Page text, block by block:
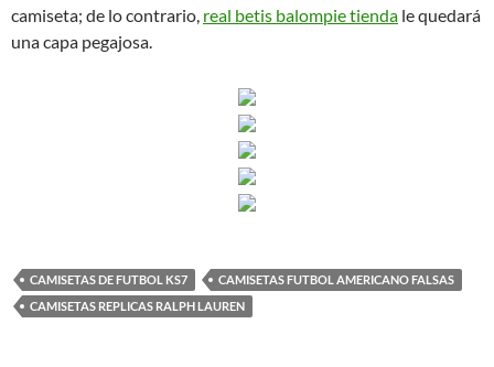
camiseta; de lo contrario, real betis balompie tienda le quedará
una capa pegajosa.
CAMISETAS DE FUTBOL KS7
CAMISETAS FUTBOL AMERICANO FALSAS
CAMISETAS REPLICAS RALPH LAUREN